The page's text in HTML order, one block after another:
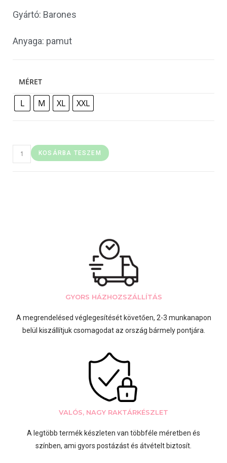
Gyártó: Barones
Anyaga: pamut
MÉRET
L M XL XXL
KOSÁRBA TESZEM
GYORS HÁZHOZSZÁLLÍTÁS
A megrendelésed véglegesítését követően, 2-3 munkanapon
belül kiszállítjuk csomagodat az ország bármely pontjára.
VALÓS, NAGY RAKTÁRKÉSZLET
A legtöbb termék készleten van többféle méretben és
színben, ami gyors postázást és átvételt biztosít.